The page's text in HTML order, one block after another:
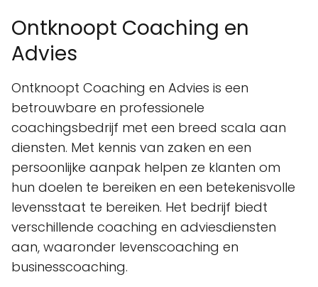
Ontknoopt Coaching en
Advies
Ontknoopt Coaching en Advies is een
betrouwbare en professionele
coachingsbedrijf met een breed scala aan
diensten. Met kennis van zaken en een
persoonlijke aanpak helpen ze klanten om
hun doelen te bereiken en een betekenisvolle
levensstaat te bereiken. Het bedrijf biedt
verschillende coaching en adviesdiensten
aan, waaronder levenscoaching en
businesscoaching.